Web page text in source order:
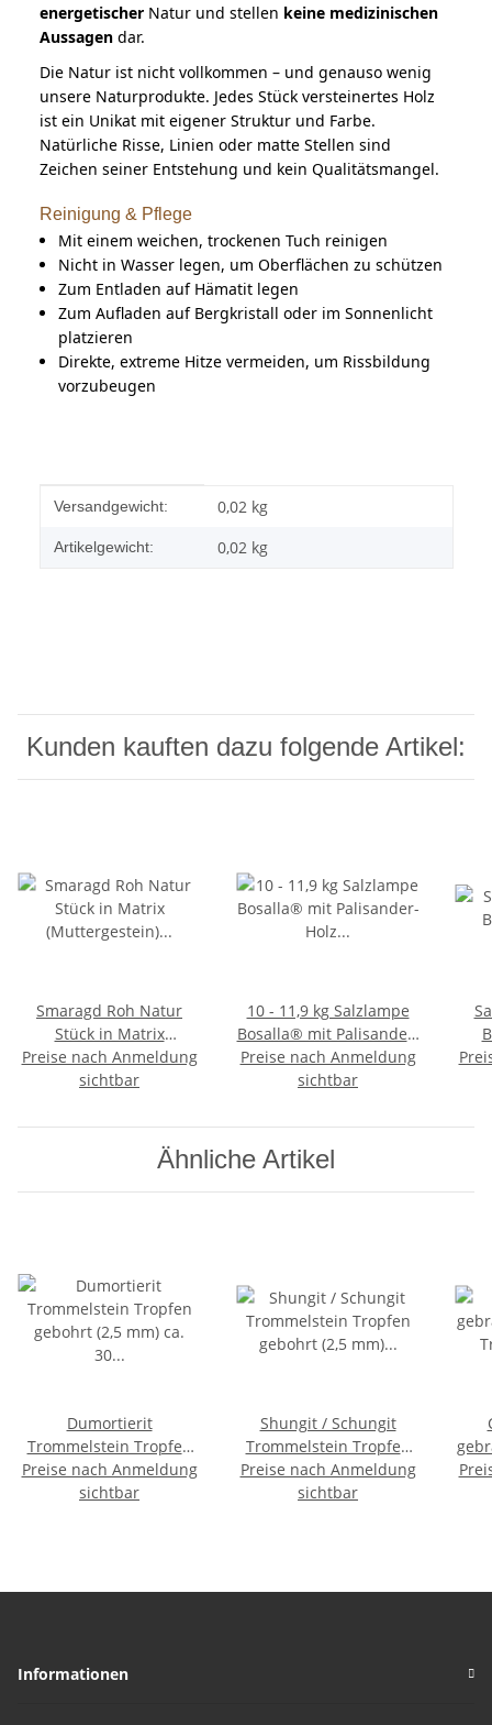
energetischer Natur und stellen keine medizinischen
Aussagen dar.
Die Natur ist nicht vollkommen – und genauso wenig
unsere Naturprodukte. Jedes Stück versteinertes Holz
ist ein Unikat mit eigener Struktur und Farbe.
Natürliche Risse, Linien oder matte Stellen sind
Zeichen seiner Entstehung und kein Qualitätsmangel.
Reinigung & Pflege
Mit einem weichen, trockenen Tuch reinigen
Nicht in Wasser legen, um Oberflächen zu schützen
Zum Entladen auf Hämatit legen
Zum Aufladen auf Bergkristall oder im Sonnenlicht
platzieren
Direkte, extreme Hitze vermeiden, um Rissbildung
vorzubeugen
Produkteigenschaft
Wert
Versandgewicht: 0,02 kg
Artikelgewicht: 0,02 kg
Kunden kauften dazu folgende Artikel:
Smaragd Roh Natur
Stück in Matrix
(Muttergestein) Größe
M: ca. 20 - 30 mm
Preise nach Anmeldung
sichtbar
10 - 11,9 kg Salzlampe
Bosalla® mit Palisander-
Holz Sockel, Salz Leuchte
mit 120 cm Kabel
Preise nach Anmeldung
sichtbar
Ähnliche Artikel
Dumortierit
Trommelstein Tropfen
gebohrt (2,5 mm) ca. 30
x 20 mm Anhänger
Preise nach Anmeldung
sichtbar
Shungit / Schungit
Trommelstein Tropfen
gebohrt (2,5 mm) ca. 30
x 20 mm Anhänger
Preise nach Anmeldung
sichtbar
Informationen